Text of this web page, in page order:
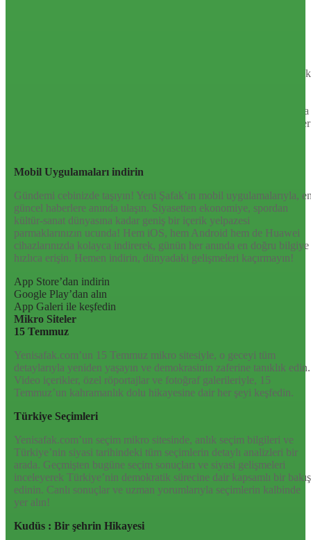
Tarafsız, dinamik ve derinlemesine habercilik anlayışıyla Yeni
bir yelpazede sunduğu haberlerle, hem Türkiye’de hem de dünyada
neler olup bittiğini anında öğrenin. Dijital platformlarıyla her an, her
Mobil Uygulamaları indirin
Gündemi cebinizde taşıyın! Yeni Şafak’ın mobil uygulamalarıyla,
güncel haberlere anında ulaşın. Siyasetten ekonomiye, spordan
kültür-sanat dünyasına kadar geniş bir içerik yelpazesi
parmaklarınızın ucunda! Hem iOS, hem Android hem de Huawei
cihazlarınızda kolayca indirerek, günün her anında en doğru bilgiye
hızlıca erişin. Hemen indirin, dünyadaki gelişmeleri kaçırmayın!
App Store’dan indirin
Google Play’dan alın
App Galeri ile keşfedin
Mikro Siteler
15 Temmuz
Yenisafak.com’un 15 Temmuz mikro sitesiyle, o geceyi tüm
detaylarıyla yeniden yaşayın ve demokrasinin zaferine tanıklık edin.
Video içerikler, özel röportajlar ve fotoğraf galerileriyle, 15
Temmuz’un kahramanlık dolu hikayesine dair her şeyi keşfedin.
Türkiye Seçimleri
Yenisafak.com’un seçim mikro sitesinde, anlık seçim bilgileri ve
Türkiye’nin siyasi tarihindeki tüm seçimlerin detaylı analizleri bir
arada. Geçmişten bugüne seçim sonuçları ve siyasi gelişmeleri
inceleyerek Türkiye’nin demokratik sürecine dair kapsamlı bir bakış
edinin. Canlı sonuçlar ve uzman yorumlarıyla seçimlerin kalbinde
yer alın!
Kudüs : Bir şehrin Hikayesi